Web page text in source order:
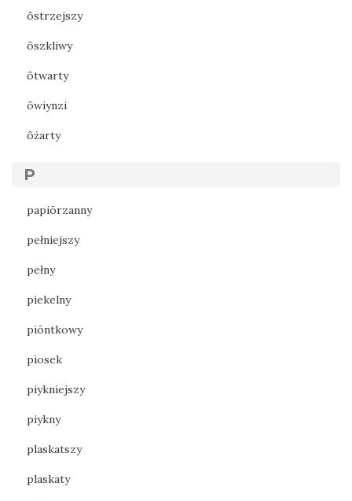
ôstrzejszy
ôszkliwy
ôtwarty
ôwiynzi
ôżarty
P
papiōrzanny
pełniejszy
pełny
piekelny
piōntkowy
piosek
piykniejszy
piykny
plaskatszy
plaskaty